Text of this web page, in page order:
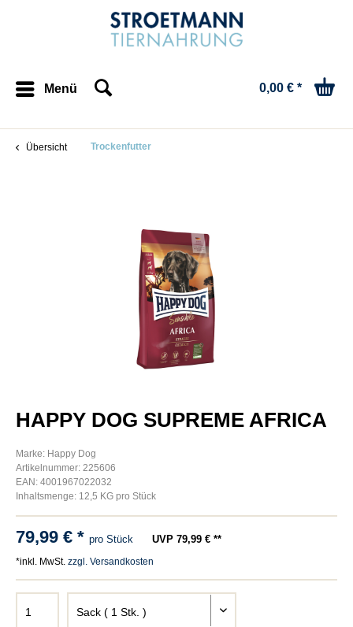
Menü 0,00 € *
Übersicht Trockenfutter
HAPPY DOG SUPREME AFRICA
Marke: Happy Dog
Artikelnummer: 225606
EAN: 4001967022032
Inhaltsmenge: 12,5 KG pro Stück
79,99 € * pro Stück UVP 79,99 € **
*inkl. MwSt. zzgl. Versandkosten